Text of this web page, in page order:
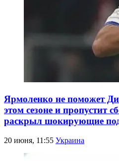
Ярмоленко не поможет
этом сезоне и пропустит
раскрыл шокирующие
20 июня, 11:55 Украина